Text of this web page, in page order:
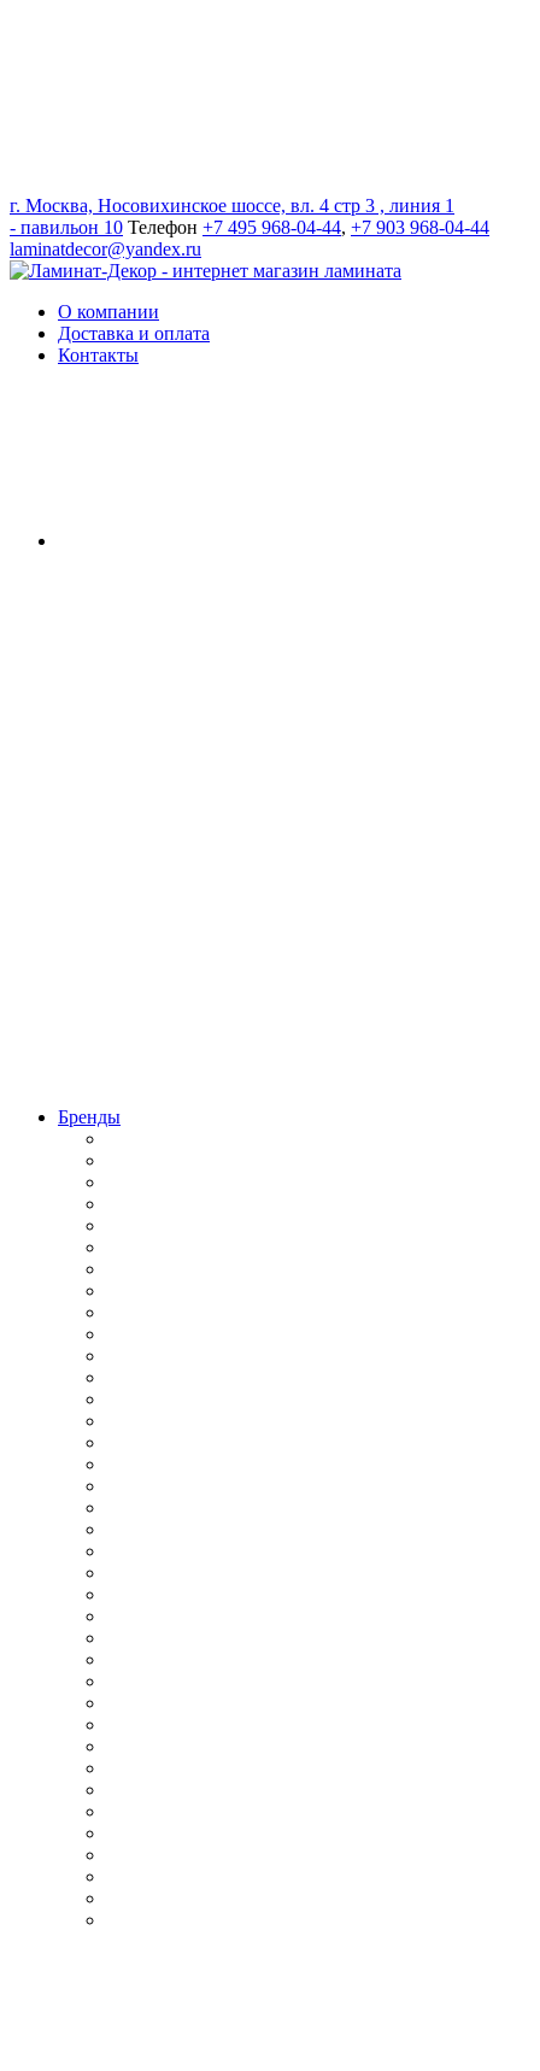
г. Москва, Носовихинское шоссе, вл. 4 стр 3 , линия 1
- павильон 10 Телефон +7 495 968-04-44, +7 903 968-04-44
laminatdecor@yandex.ru
О компании
Доставка и оплата
Контакты
Бренды